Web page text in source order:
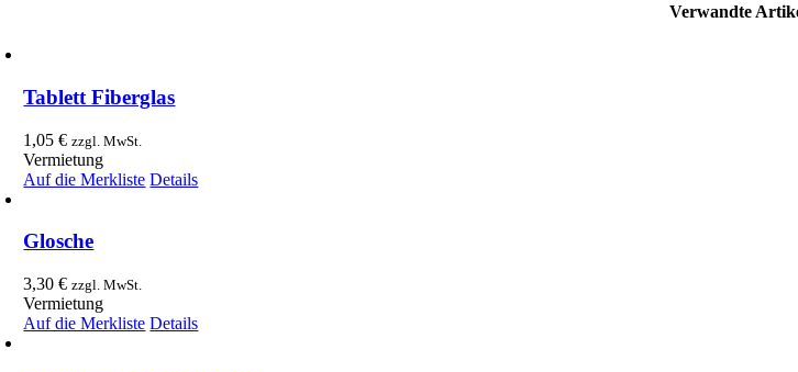
Verwandte
Tablett Fiberglas
1,05€ zzgl. MwSt.
Vermietung
Auf die Merkliste Details
Glosche
3,30€ zzgl. MwSt.
Vermietung
Auf die Merkliste Details